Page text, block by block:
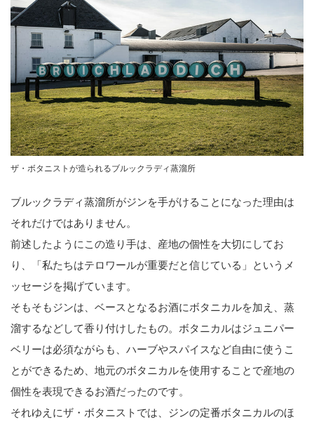
ザ・ボタニストが造られるブルックラディ蒸溜所
ブルックラディ蒸溜所がジンを手がけることになった理由は
それだけではありません。
前述したようにこの造り手は、産地の個性を大切にしてお
り、「私たちはテロワールが重要だと信じている」というメ
ッセージを掲げています。
そもそもジンは、ベースとなるお酒にボタニカルを加え、蒸
溜するなどして香り付けしたもの。ボタニカルはジュニパー
ベリーは必須ながらも、ハーブやスパイスなど自由に使うこ
とができるため、地元のボタニカルを使用することで産地の
個性を表現できるお酒だったのです。
それゆえにザ・ボタニストでは、ジンの定番ボタニカルのほ